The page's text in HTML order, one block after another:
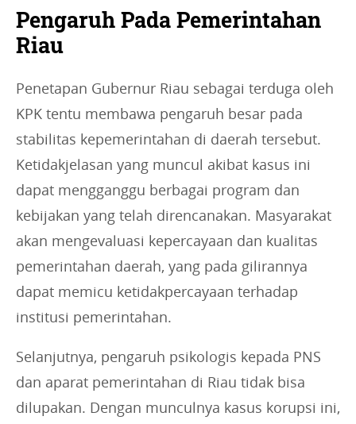
Pengaruh Pada Pemerintahan
Riau
Penetapan Gubernur Riau sebagai terduga oleh
KPK tentu membawa pengaruh besar pada
stabilitas kepemerintahan di daerah tersebut.
Ketidakjelasan yang muncul akibat kasus ini
dapat mengganggu berbagai program dan
kebijakan yang telah direncanakan. Masyarakat
akan mengevaluasi kepercayaan dan kualitas
pemerintahan daerah, yang pada gilirannya
dapat memicu ketidakpercayaan terhadap
institusi pemerintahan.
Selanjutnya, pengaruh psikologis kepada PNS
dan aparat pemerintahan di Riau tidak bisa
dilupakan. Dengan munculnya kasus korupsi ini,